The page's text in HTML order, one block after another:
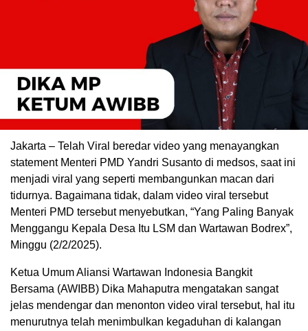
Jakarta – Telah Viral beredar video yang menayangkan
statement Menteri PMD Yandri Susanto di medsos, saat ini
menjadi viral yang seperti membangunkan macan dari
tidurnya. Bagaimana tidak, dalam video viral tersebut
Menteri PMD tersebut menyebutkan, “Yang Paling Banyak
Menggangu Kepala Desa Itu LSM dan Wartawan Bodrex”,
Minggu (2/2/2025).
Ketua Umum Aliansi Wartawan Indonesia Bangkit
Bersama (AWIBB) Dika Mahaputra mengatakan sangat
jelas mendengar dan menonton video viral tersebut, hal itu
menurutnya telah menimbulkan kegaduhan di kalangan